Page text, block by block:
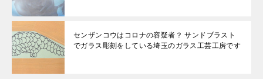
センザンコウはコロナの容疑者？ サンドブラスト
でガラス彫刻をしている埼玉のガラス工芸工房です